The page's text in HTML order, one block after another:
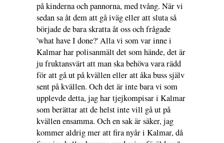
på kinderna och pannorna, med tvång. När vi
sedan sa åt dem att gå iväg eller att sluta så
började de bara skratta åt oss och frågade
'what have I done?' Alla vi som var inne i
Kalmar har polisanmält det som hände, det är
ju fruktansvärt att man ska behöva vara rädd
för att gå ut på kvällen eller att åka buss själv
sent på kvällen. Och det är inte bara vi som
upplevde detta, jag har tjejkompisar i Kalmar
som berättar att de helst inte vill gå ut på
kvällen ensamma. Och en sak är säker, jag
kommer aldrig mer att fira nyår i Kalmar, då